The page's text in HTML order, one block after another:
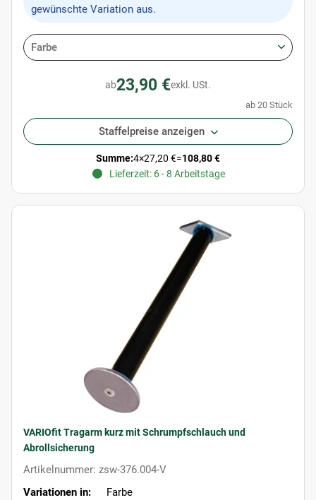
gewünschte Variation aus.
Farbe
ab23,90 €exkl. USt.
ab 20 Stück
Staffelpreise anzeigen
Summe:4×27,20 €=108,80 €
Lieferzeit: 6 - 8 Arbeitstage
VARIOfit Tragarm kurz mit Schrumpfschlauch und
Abrollsicherung
Artikelnummer: zsw-376.004-V
Variationen in:
Farbe